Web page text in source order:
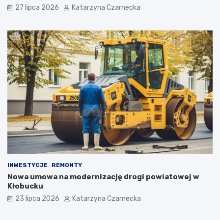
e 27 lipca 2026 Katarzyna Czarnecka
INWESTYCJE REMONTY
Nowa umowa na modernizację drogi powiatowej w
Kłobucku
23 lipca 2026 Katarzyna Czarnecka